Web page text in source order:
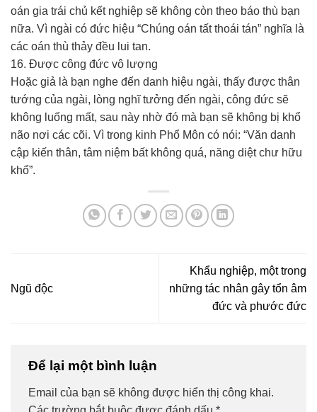
oán gia trái chủ kết nghiệp sẽ không còn theo báo thù bạn
nữa. Vì ngài có đức hiệu “Chúng oán tất thoái tán” nghĩa là
các oán thù thảy đều lui tan.
16. Được công đức vô lượng
Hoặc giả là bạn nghe đến danh hiệu ngài, thấy được thân
tướng của ngài, lòng nghĩ tưởng đến ngài, công đức sẽ
không luống mất, sau này nhờ đó mà bạn sẽ không bị khổ
não nơi các cõi. Vì trong kinh Phổ Môn có nói: “Văn danh
cập kiến thân, tâm niệm bất không quá, năng diệt chư hữu
khổ”.
Ngũ độc
Khẩu nghiệp, một trong
những tác nhân gây tổn âm
đức và phước đức
Để lại một bình luận
Email của bạn sẽ không được hiển thị công khai.